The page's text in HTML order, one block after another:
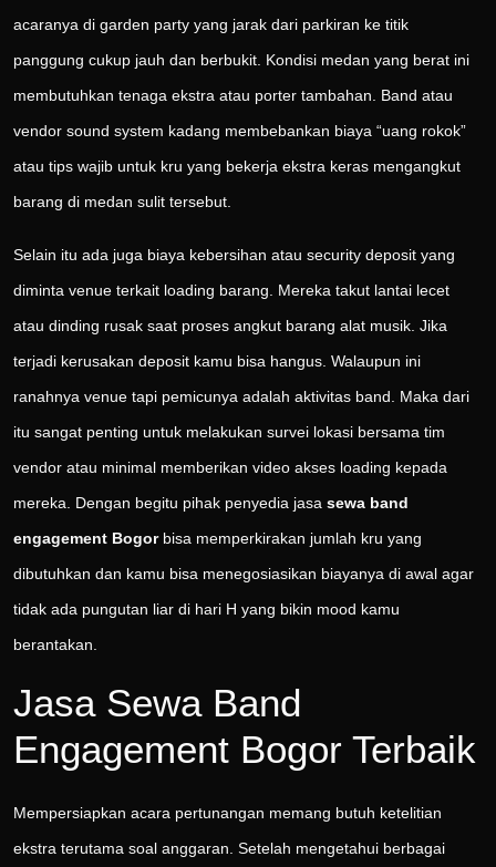
acaranya di garden party yang jarak dari parkiran ke titik
panggung cukup jauh dan berbukit. Kondisi medan yang berat ini
membutuhkan tenaga ekstra atau porter tambahan. Band atau
vendor sound system kadang membebankan biaya “uang rokok”
atau tips wajib untuk kru yang bekerja ekstra keras mengangkut
barang di medan sulit tersebut.
Selain itu ada juga biaya kebersihan atau security deposit yang
diminta venue terkait loading barang. Mereka takut lantai lecet
atau dinding rusak saat proses angkut barang alat musik. Jika
terjadi kerusakan deposit kamu bisa hangus. Walaupun ini
ranahnya venue tapi pemicunya adalah aktivitas band. Maka dari
itu sangat penting untuk melakukan survei lokasi bersama tim
vendor atau minimal memberikan video akses loading kepada
mereka. Dengan begitu pihak penyedia jasa sewa band
engagement Bogorbisa memperkirakan jumlah kru yang
dibutuhkan dan kamu bisa menegosiasikan biayanya di awal agar
tidak ada pungutan liar di hari H yang bikin mood kamu
berantakan.
Jasa Sewa Band
Engagement Bogor Terbaik
Mempersiapkan acara pertunangan memang butuh ketelitian
ekstra terutama soal anggaran. Setelah mengetahui berbagai